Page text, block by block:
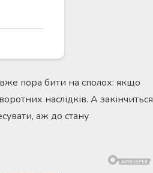
пора бити на сполох: якщо
наслідків. А закінчиться
аж до стану